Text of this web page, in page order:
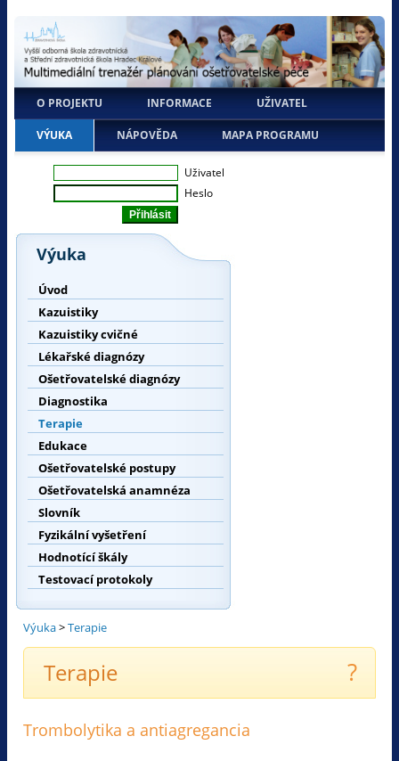
O PROJEKTU INFORMACE UŽIVATEL
VÝUKA NÁPOVĚDA MAPA PROGRAMU
Uživatel
Heslo
Výuka
Úvod
Kazuistiky
Kazuistiky cvičné
Lékařské diagnózy
Ošetřovatelské diagnózy
Diagnostika
Terapie
Edukace
Ošetřovatelské postupy
Ošetřovatelská anamnéza
Slovník
Fyzikální vyšetření
Hodnotící škály
Testovací protokoly
Výuka>Terapie
Terapie ?
Trombolytika a antiagregancia